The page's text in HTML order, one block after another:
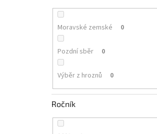
Moravské zemské 0
Pozdní sběr 0
Výběr z hroznů 0
Ročník